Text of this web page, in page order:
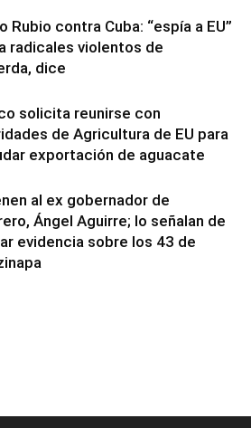
Rubio contra Cuba: “espía a EU”
radicales violentos de
dice
solicita reunirse con
de Agricultura de EU para
exportación de aguacate
al ex gobernador de
Ángel Aguirre; lo señalan de
evidencia sobre los 43 de